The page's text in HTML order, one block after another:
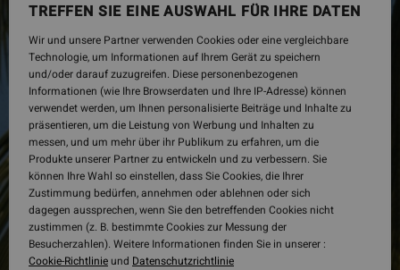
TREFFEN SIE EINE AUSWAHL FÜR IHRE DATEN
Wir und unsere Partner verwenden Cookies oder eine vergleichbare
Technologie, um Informationen auf Ihrem Gerät zu speichern
und/oder darauf zuzugreifen. Diese personenbezogenen
Informationen (wie Ihre Browserdaten und Ihre IP-Adresse) können
verwendet werden, um Ihnen personalisierte Beiträge und Inhalte zu
präsentieren, um die Leistung von Werbung und Inhalten zu
messen, und um mehr über ihr Publikum zu erfahren, um die
Produkte unserer Partner zu entwickeln und zu verbessern. Sie
können Ihre Wahl so einstellen, dass Sie Cookies, die Ihrer
Zustimmung bedürfen, annehmen oder ablehnen oder sich
dagegen aussprechen, wenn Sie den betreffenden Cookies nicht
zustimmen (z. B. bestimmte Cookies zur Messung der
Besucherzahlen). Weitere Informationen finden Sie in unserer :
Cookie-Richtlinieund Datenschutzrichtlinie